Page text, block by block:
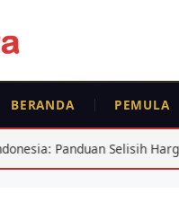
BERANDA PEMULA
BTC ETH
Dreyfus